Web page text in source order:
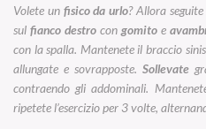
Volete un fisico da urlo? Allora
sul fianco destro con gomito e
con la spalla. Mantenete il braccio
allungate e sovrapposte. Sollevate
contraendo gli addominali.
ripetete l’esercizio per 3 volte,